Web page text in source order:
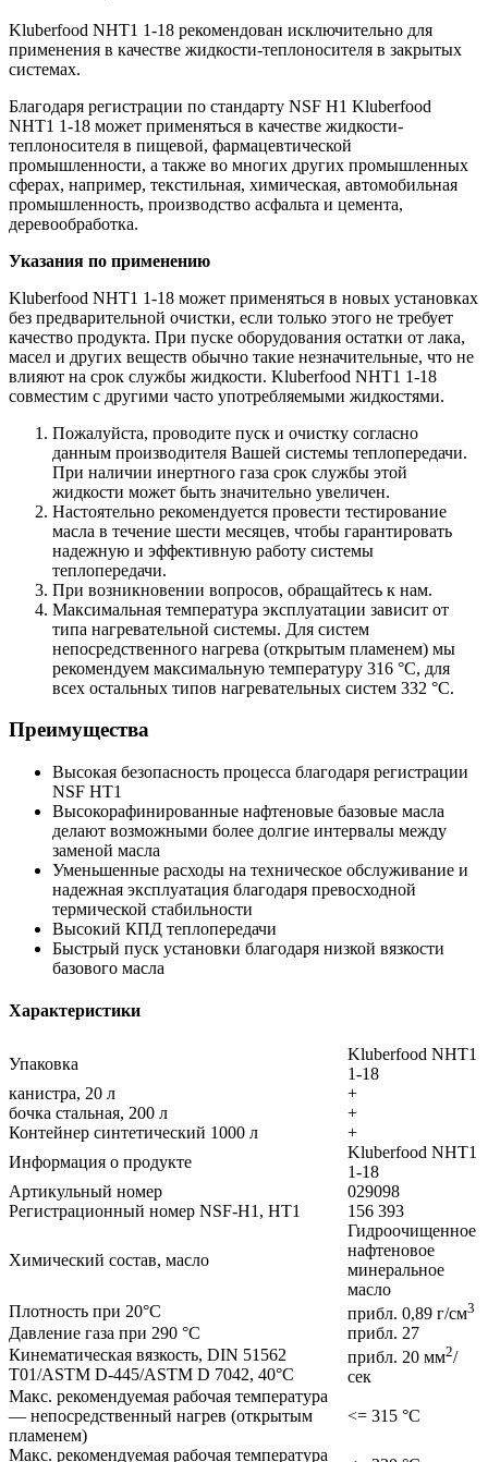
Kluberfood NHT1 1-18 рекомендован исключительно для
применения в качестве жидкости-теплоносителя в закрытых
системах.
Благодаря регистрации по стандарту NSF H1 Kluberfood
NHT1 1-18 может применяться в качестве жидкости-
теплоносителя в пищевой, фармацевтической
промышленности, а также во многих других промышленных
сферах, например, текстильная, химическая, автомобильная
промышленность, производство асфальта и цемента,
деревообработка.
Указания по применению
Kluberfood NHT1 1-18 может применяться в новых установках
без предварительной очистки, если только этого не требует
качество продукта. При пуске оборудования остатки от лака,
масел и других веществ обычно такие незначительные, что не
влияют на срок службы жидкости. Kluberfood NHT1 1-18
совместим с другими часто употребляемыми жидкостями.
Пожалуйста, проводите пуск и очистку согласно
данным производителя Вашей системы теплопередачи.
При наличии инертного газа срок службы этой
жидкости может быть значительно увеличен.
Настоятельно рекомендуется провести тестирование
масла в течение шести месяцев, чтобы гарантировать
надежную и эффективную работу системы
теплопередачи.
При возникновении вопросов, обращайтесь к нам.
Максимальная температура эксплуатации зависит от
типа нагревательной системы. Для систем
непосредственного нагрева (открытым пламенем) мы
рекомендуем максимальную температуру 316 °С, для
всех остальных типов нагревательных систем 332 °С.
Преимущества
Высокая безопасность процесса благодаря регистрации
NSF HT1
Высокорафинированные нафтеновые базовые масла
делают возможными более долгие интервалы между
заменой масла
Уменьшенные расходы на техническое обслуживание и
надежная эксплуатация благодаря превосходной
термической стабильности
Высокий КПД теплопередачи
Быстрый пуск установки благодаря низкой вязкости
базового масла
Характеристики
Упаковка
Kluberfood NHT1
1-18
канистра, 20 л
+
бочка стальная, 200 л
+
Контейнер синтетический 1000 л
+
Информация о продукте
Kluberfood NHT1
1-18
Артикульный номер
029098
Регистрационный номер NSF-H1, HT1
156 393
Химический состав, масло
Гидроочищенное
нафтеновое
минеральное
масло
Плотность при 20°C
прибл. 0,89 г/см3
Давление газа при 290 °C
прибл. 27
Кинематическая вязкость, DIN 51562
T01/ASTM D-445/ASTM D 7042, 40°C
прибл. 20 мм2/
сек
Макс. рекомендуемая рабочая температура
— непосредственный нагрев (открытым
пламенем)
<= 315 °С
Макс. рекомендуемая рабочая температура